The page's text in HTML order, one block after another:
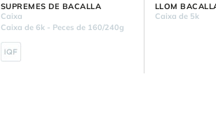
SUPREMES DE BACALLA
Caixa
Caixa de 6k - Peces de 160/240g
LLOM
Caixa de 5k